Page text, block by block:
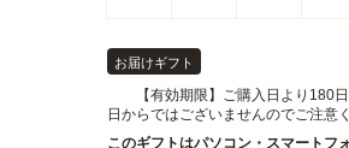
お届けギフト
【有効期限】ご購入日より180日
日からではございませんのでご注意
このギフトはパソコン・スマートフ